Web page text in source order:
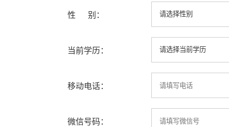
性 别：
当前学历：
移动电话：
微信号码：